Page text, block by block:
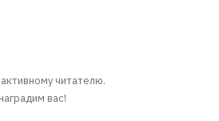
читателю.
вас!